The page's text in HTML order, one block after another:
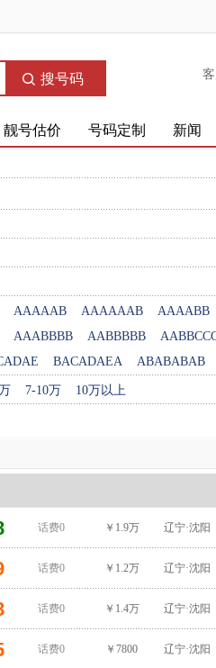
搜号码
靓号估价 号码定制 新闻
AAAAAB AAAAAAB AAAABB
AAABBBB AABBBBB
BACADAEA ABABABAB
7-10万 10万以上
话费0 ￥1.9万 辽宁·沈阳
话费0 ￥1.2万 辽宁·沈阳
话费0 ￥1.4万 辽宁·沈阳
话费0 ￥7800 辽宁·沈阳